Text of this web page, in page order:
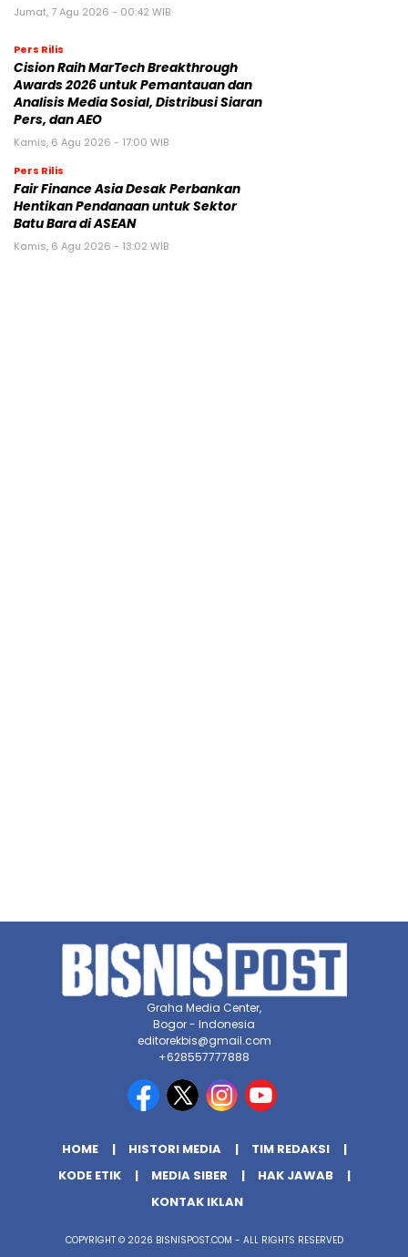
Jumat, 7 Agu 2026 - 00:42 WIB
Pers Rilis
Cision Raih MarTech Breakthrough
Awards 2026 untuk Pemantauan dan
Analisis Media Sosial, Distribusi Siaran
Pers, dan AEO
Kamis, 6 Agu 2026 - 17:00 WIB
Pers Rilis
Fair Finance Asia Desak Perbankan
Hentikan Pendanaan untuk Sektor
Batu Bara di ASEAN
Kamis, 6 Agu 2026 - 13:02 WIB
Graha Media Center,
Bogor - Indonesia
editorekbis@gmail.com
+628557777888
HOME HISTORI MEDIA
TIM REDAKSI
KODE ETIK
MEDIA SIBER
HAK JAWAB
KONTAK IKLAN
COPYRIGHT © 2026 BISNISPOST.COM - ALL RIGHTS RESERVED